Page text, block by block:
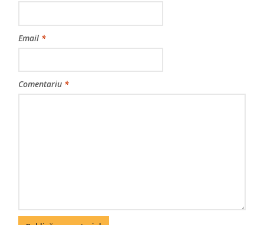
Email *
Comentariu *